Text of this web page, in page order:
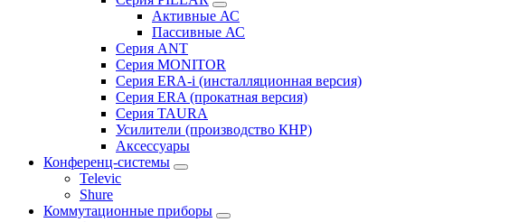
Активные АС
Пассивные АС
Серия ANT
Серия MONITOR
Серия ERA-i (инсталляционная версия)
Серия ERA (прокатная версия)
Серия TAURA
Усилители (производство КНР)
Аксессуары
Конференц-системы
Televic
Shure
Коммутационные приборы